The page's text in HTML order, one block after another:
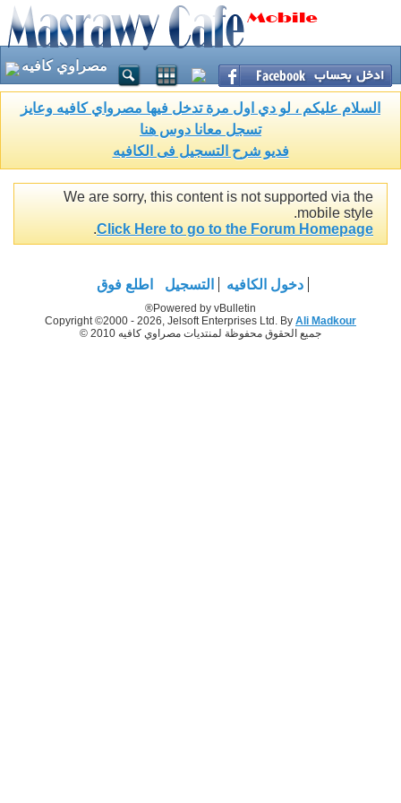
مصراوي كافيه
السلام عليكم ، لو دي اول مرة تدخل فيها مصرواي كافيه وعايز
تسجل معانا دوس هنا
فديو شرح التسجيل فى الكافيه
We are sorry, this content is not supported via the
mobile style.
Click Here to go to the Forum Homepage
.
دخول الكافيه التسجيل اطلع فوق
Powered by vBulletin®
Copyright ©2000 - 2026, Jelsoft Enterprises Ltd. By Ali Madkour
جميع الحقوق محفوظة لمنتديات مصراوي كافيه 2010 ©